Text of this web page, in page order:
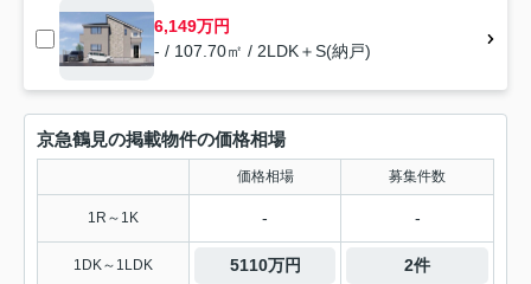
6,149万円
- / 107.70㎡ / 2LDK＋S(納戸)
京急鶴見の掲載物件の価格相場
価格相場 募集件数
1R～1K - -
1DK～1LDK 5110万円 2件